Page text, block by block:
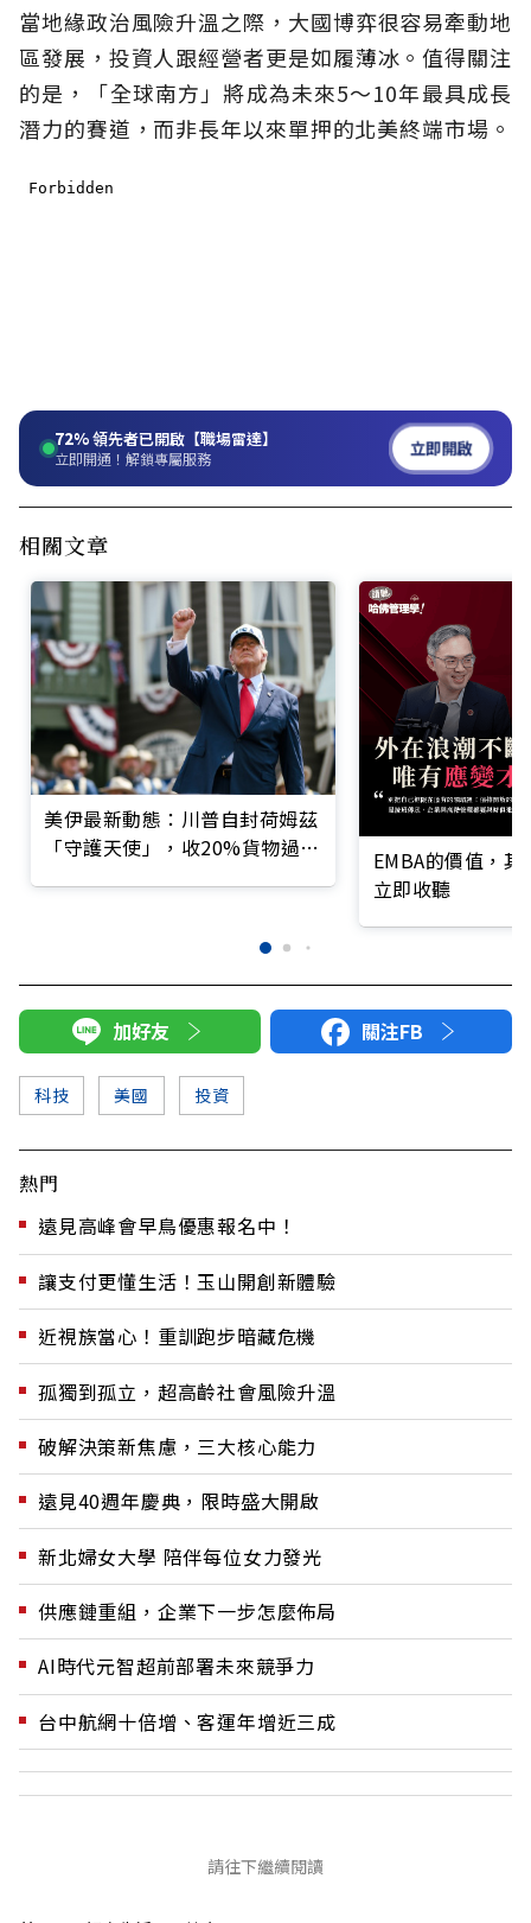
當地緣政治風險升溫之際，大國博弈很容易牽動地
區發展，投資人跟經營者更是如履薄冰。值得關注
的是，「全球南方」將成為未來5〜10年最具成長
潛力的賽道，而非長年以來單押的北美終端市場。
72%領先者已開啟【職場雷達】
立即開通！解鎖專屬服務 立即開啟
相關文章
美伊最新動態：川普自封荷姆茲
「守護天使」，收20%貨物過路
EMBA的價值，
立即收聽
加好友 關注FB
科技 美國 投資
熱門
遠見高峰會早鳥優惠報名中！
讓支付更懂生活！玉山開創新體驗
近視族當心！重訓跑步暗藏危機
孤獨到孤立，超高齡社會風險升溫
破解決策新焦慮，三大核心能力
遠見40週年慶典，限時盛大開啟
新北婦女大學 陪伴每位女力發光
供應鏈重組，企業下一步怎麼佈局
AI時代元智超前部署未來競爭力
台中航網十倍增、客運年增近三成
請往下繼續閱讀